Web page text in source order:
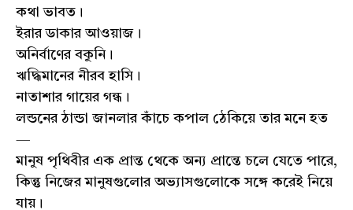
কথা ভাবত।
ইরার ডাকার আওয়াজ।
অনির্বাণের বকুনি।
ঋদ্ধিমানের নীরব হাসি।
নাতাশার গায়ের গন্ধ।
লন্ডনের ঠান্ডা জানলার কাঁচে কপাল ঠেকিয়ে তার মনে হত
—
মানুষ পৃথিবীর এক প্রান্ত থেকে অন্য প্রান্তে চলে যেতে পারে,
কিন্তু নিজের মানুষগুলোর অভ্যাসগুলোকে সঙ্গে করেই নিয়ে
যায়।